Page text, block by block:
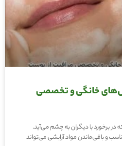
خانگی و تخصصی
برخورد با دیگران به چشم می‌آید.
و باقی‌ماندن مواد آرایشی می‌تواند